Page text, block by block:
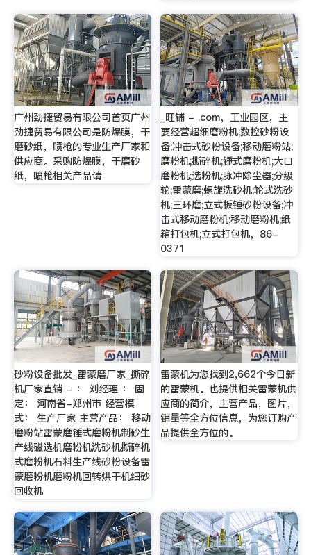
广州劲捷贸易有限公司首页广州
劲捷贸易有限公司是防爆膜，干
磨砂纸，喷枪的专业生产厂家和
供应商。采购防爆膜，干磨砂
纸，喷枪相关产品请
_旺铺 - .com，工业园区，主
要经营超细磨粉机;数控砂粉设
备;冲击式砂粉设备;移动磨粉站;
磨粉机;撕碎机;锤式磨粉机;大口
磨粉机;选粉机;脉冲除尘器;分级
轮;雷蒙磨;螺旋洗砂机;轮式洗砂
机;三环磨;立式板锤砂粉设备;冲
击式移动磨粉机;移动磨粉机;纸
箱打包机;立式打包机，86-
0371
砂粉设备批发_雷蒙磨厂家_撕碎
机厂家直销 - ： 刘经理 ： 固
定： 河南省-郑州市 经营模
式： 生产厂家 主营产品： 移动
磨粉站雷蒙磨锤式磨粉机制砂生
产线磁选机磨粉机洗砂机撕碎机
式磨粉机石料生产线砂粉设备雷
蒙磨粉机磨粉机回转烘干机细砂
回收机
雷蒙机为您找到2,662个今日新
的雷蒙机。也提供相关雷蒙机供
应商的简介，主营产品，图片，
销量等全方位信息，为您订购产
品提供全方位的。